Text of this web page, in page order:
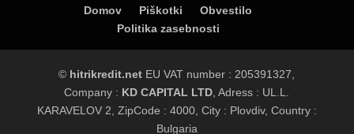
Domov Piškotki
Obvestilo
Politika zasebnosti
© hitrikredit.net EU VAT number : 205391327,
Company : KD CAPITAL LTD, Adress : UL.L.
KARAVELOV 2, ZipCode : 4000, City : Plovdiv, Country :
Bulgaria